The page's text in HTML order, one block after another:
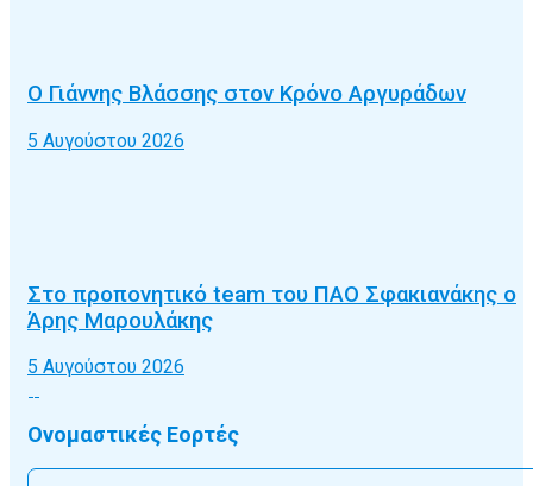
Ο Γιάννης Βλάσσης στον Κρόνο Αργυράδων
5 Αυγούστου 2026
Στο προπονητικό team του ΠΑΟ Σφακιανάκης ο
Άρης Μαρουλάκης
5 Αυγούστου 2026
Ονομαστικές Εορτές